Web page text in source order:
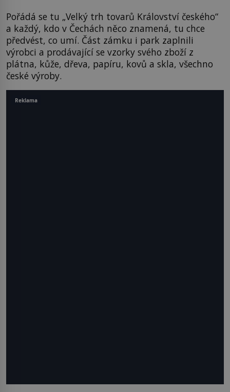
Pořádá se tu „Velký trh tovarů Království českého“
a každý, kdo v Čechách něco znamená, tu chce
předvést, co umí. Část zámku i park zaplnili
výrobci a prodávající se vzorky svého zboží z
plátna, kůže, dřeva, papíru, kovů a skla, všechno
české výroby.
Reklama